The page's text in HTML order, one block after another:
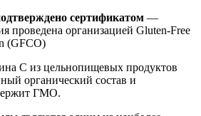
сертификатом —
проведена организацией Gluten-Free
(GFCO)
C из цельнопищевых продуктов
органический состав и
ГМО.